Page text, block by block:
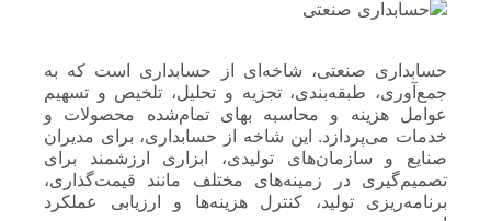
حسابداری صنعتی، شاخه‌ای از حسابداری است که به
جمع‌آوری، طبقه‌بندی، تجزیه و تحلیل، تلخیص و تسهیم
عوامل هزینه و محاسبه بهای تمام‌شده محصولات و
خدمات می‌پردازد. این شاخه از حسابداری، برای مدیران
صنایع و سازمان‌های تولیدی، ابزاری ارزشمند برای
تصمیم‌گیری در زمینه‌های مختلف مانند قیمت‌گذاری،
برنامه‌ریزی تولید، کنترل هزینه‌ها و ارزیابی عملکرد